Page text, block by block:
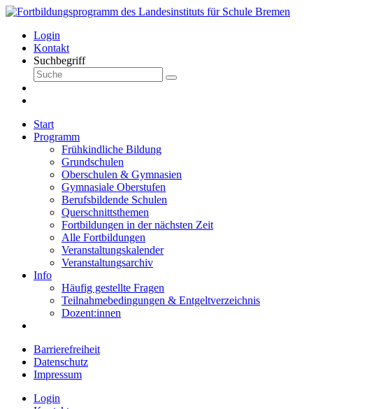
Login
Kontakt
Suchbegriff
Start
Programm
Frühkindliche Bildung
Grundschulen
Oberschulen & Gymnasien
Gymnasiale Oberstufen
Berufsbildende Schulen
Querschnittsthemen
Fortbildungen in der nächsten Zeit
Alle Fortbildungen
Veranstaltungskalender
Veranstaltungsarchiv
Info
Häufig gestellte Fragen
Teilnahmebedingungen & Entgeltverzeichnis
Dozent:innen
Barrierefreiheit
Datenschutz
Impressum
Login